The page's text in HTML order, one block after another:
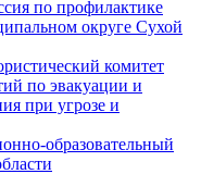
по профилактике
округе Сухой
комитет
по эвакуации и
при угрозе и
образовательный